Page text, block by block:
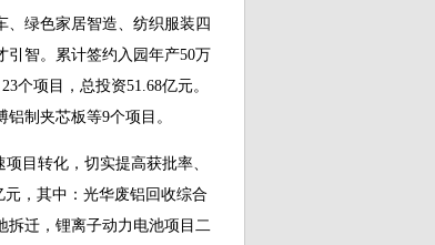
绿色家居智造、纺织服装四
引智。累计签约入园年产50万
个项目，总投资51.68亿元。
制夹芯板等9个项目。
目转化，切实提高获批率、
，其中：光华废铝回收综合
拆迁，锂离子动力电池项目二